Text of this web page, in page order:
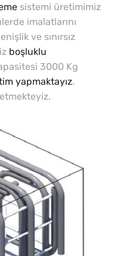
sistemi üretimimiz
imalatlarını
ve sınırsız
boşluklu
3000 Kg
yapmaktayız.